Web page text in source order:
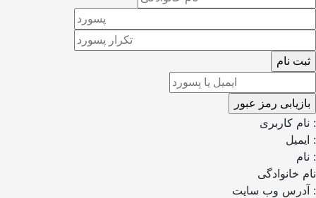
نام کاربری :
ایمیل :
نام :
نام خانوادگی
آدرس وب سایت :